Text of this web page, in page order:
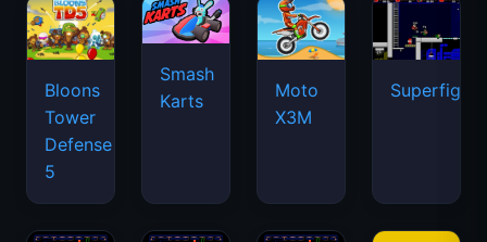
Bloons
Tower
Defense
5
Smash
Karts
Moto
X3M